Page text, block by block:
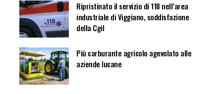
Ripristinato il servizio di 118 nell’area
industriale di Viggiano, soddisfazione
della Cgil
Più carburante agricolo agevolato alle
aziende lucane